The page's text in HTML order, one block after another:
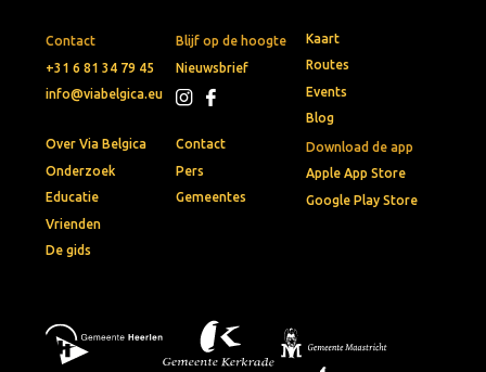
Contact
+31 6 81 34 79 45
info@viabelgica.eu
Blijf op de hoogte
Nieuwsbrief
Download de app
Apple App Store
Google Play Store
Kaart
Routes
Events
Blog
Over Via Belgica
Onderzoek
Educatie
Vrienden
De gids
Contact
Pers
Gemeentes